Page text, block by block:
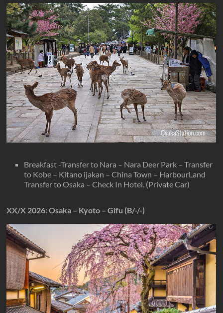
Breakfast -Transfer to Nara – Nara Deer Park – Transfer
to Kobe – Kitano ijakan – China Town – HarbourLand
Transfer to Osaka – Check In Hotel. (Private Car)
XX/X 2026: Osaka – Kyoto – Gifu (B/-/-)